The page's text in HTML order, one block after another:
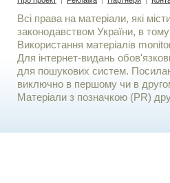
Всі права на матеріали, які
законодавством України, в
Використання матерiалiв
Для iнтернет-видань
для пошукових систем.
виключно в першому чи в
Матеріали з позначкою (PR)